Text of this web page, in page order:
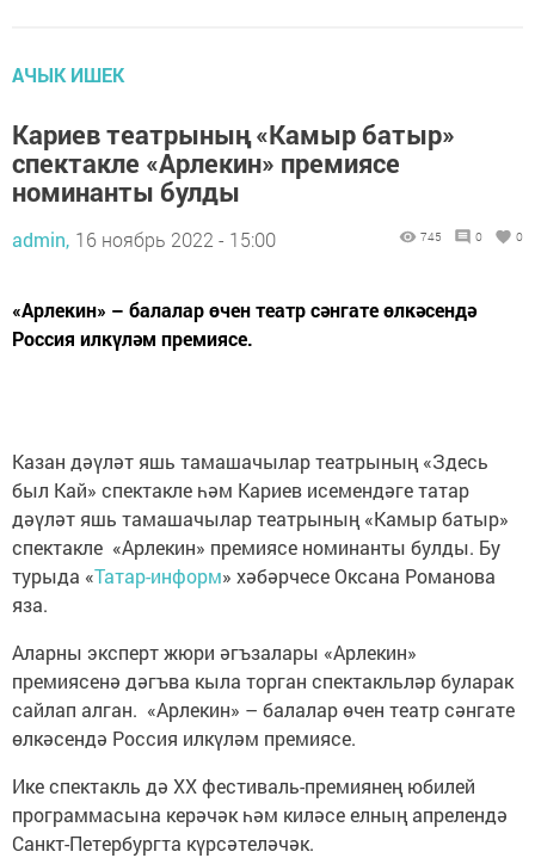
АЧЫК ИШЕК
Кариев театрының «Камыр батыр»
спектакле «Арлекин» премиясе
номинанты булды
admin, 16 ноябрь 2022 - 15:00 745 0 0
«Арлекин» – балалар өчен театр сәнгате өлкәсендә
Россия илкүләм премиясе.
Казан дәүләт яшь тамашачылар театрының «Здесь
был Кай» спектакле һәм Кариев исемендәге татар
дәүләт яшь тамашачылар театрының «Камыр батыр»
спектакле «Арлекин» премиясе номинанты булды. Бу
турыда «Татар-информ» хәбәрчесе Оксана Романова
яза.
Аларны эксперт жюри әгъзалары «Арлекин»
премиясенә дәгъва кыла торган спектакльләр буларак
сайлап алган. «Арлекин» – балалар өчен театр сәнгате
өлкәсендә Россия илкүләм премиясе.
Ике спектакль дә XX фестиваль-премиянең юбилей
программасына керәчәк һәм киләсе елның апрелендә
Санкт-Петербургта күрсәтеләчәк.